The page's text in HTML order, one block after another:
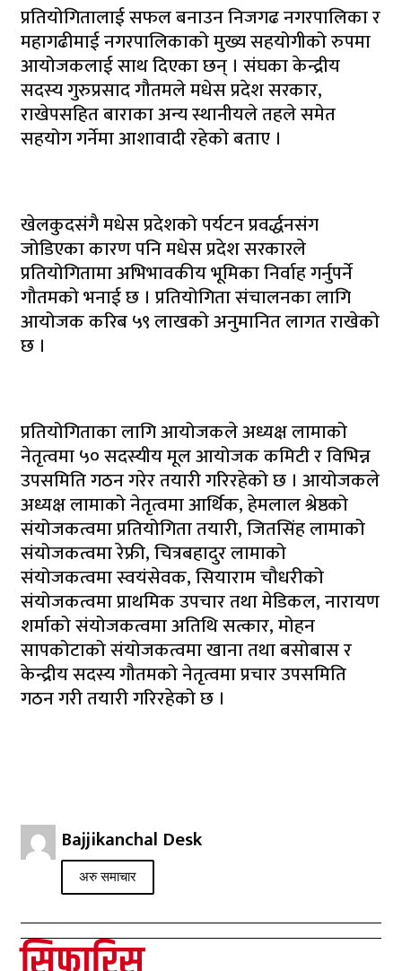
प्रतियोगितालाई सफल बनाउन निजगढ नगरपालिका र
महागढीमाई नगरपालिकाको मुख्य सहयोगीको रुपमा
आयोजकलाई साथ दिएका छन् । संघका केन्द्रीय
सदस्य गुरुप्रसाद गौतमले मधेस प्रदेश सरकार,
राखेपसहित बाराका अन्य स्थानीयले तहले समेत
सहयोग गर्नेमा आशावादी रहेको बताए ।
खेलकुदसंगै मधेस प्रदेशको पर्यटन प्रवर्द्धनसंग
जोडिएका कारण पनि मधेस प्रदेश सरकारले
प्रतियोगितामा अभिभावकीय भूमिका निर्वाह गर्नुपर्ने
गौतमको भनाई छ । प्रतियोगिता संचालनका लागि
आयोजक करिब ५९ लाखको अनुमानित लागत राखेको
छ ।
प्रतियोगिताका लागि आयोजकले अध्यक्ष लामाको
नेतृत्वमा ५० सदस्यीय मूल आयोजक कमिटी र विभिन्न
उपसमिति गठन गरेर तयारी गरिरहेको छ । आयोजकले
अध्यक्ष लामाको नेतृत्वमा आर्थिक, हेमलाल श्रेष्ठको
संयोजकत्वमा प्रतियोगिता तयारी, जितसिंह लामाको
संयोजकत्वमा रेफ्री, चित्रबहादुर लामाको
संयोजकत्वमा स्वयंसेवक, सियाराम चौधरीको
संयोजकत्वमा प्राथमिक उपचार तथा मेडिकल, नारायण
शर्माको संयोजकत्वमा अतिथि सत्कार, मोहन
सापकोटाको संयोजकत्वमा खाना तथा बसोबास र
केन्द्रीय सदस्य गौतमको नेतृत्वमा प्रचार उपसमिति
गठन गरी तयारी गरिरहेको छ ।
Bajjikanchal Desk
अरु समाचार